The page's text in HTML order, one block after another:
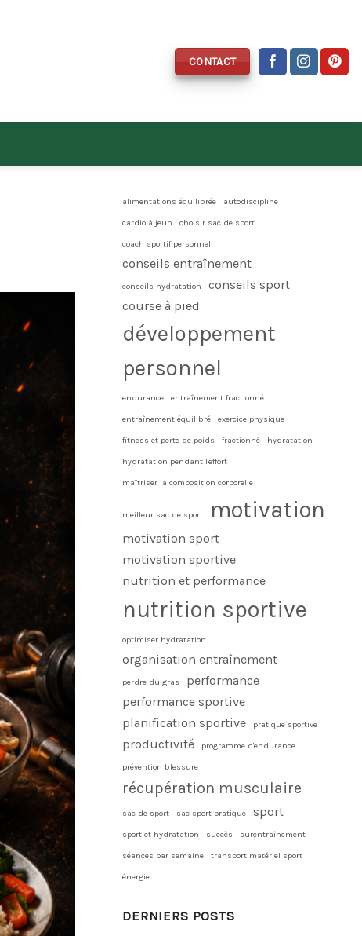
CONTACT
alimentations équilibrée autodiscipline
cardio à jeun choisir sac de sport
coach sportif personnel
conseils entraînement
conseils hydratation
conseils sport
course à pied
développement
personnel
endurance entraînement fractionné
entraînement équilibré exercice physique
fitness et perte de poids fractionné hydratation
hydratation pendant l'effort
maîtriser la composition corporelle
meilleur sac de sport motivation
motivation sport
motivation sportive
nutrition et performance
nutrition sportive
optimiser hydratation
organisation entraînement
perdre du gras
performance
performance sportive
planification sportive
pratique sportive
productivité programme d'endurance
prévention blessure
récupération musculaire
sac de sport sac sport pratique sport
sport et hydratation succès surentraînement
séances par semaine transport matériel sport
énergie
DERNIERS POSTS